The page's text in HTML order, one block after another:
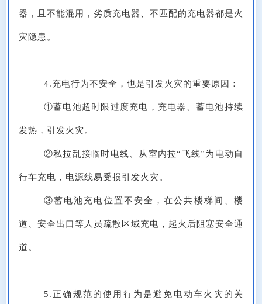
器，且不能混用，劣质充电器、不匹配的充电器都是火
灾隐患。
4.充电行为不安全，也是引发火灾的重要原因：
①蓄电池超时限过度充电，充电器、蓄电池持续
发热，引发火灾。
②私拉乱接临时电线、从室内拉“飞线”为电动自
行车充电，电源线易受损引发火灾。
③蓄电池充电位置不安全，在公共楼梯间、楼
道、安全出口等人员疏散区域充电，起火后阻塞安全通
道。
5.正确规范的使用行为是避免电动车火灾的关